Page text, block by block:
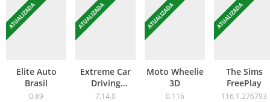
ATUALIZADA
Elite Auto
Brasil
0.89
ATUALIZADA
Extreme Car
Driving
Simulator
7.14.0
ATUALIZADA
Moto Wheelie
3D
0.116
ATUALIZADA
The Sims
FreePlay
116.1.276793